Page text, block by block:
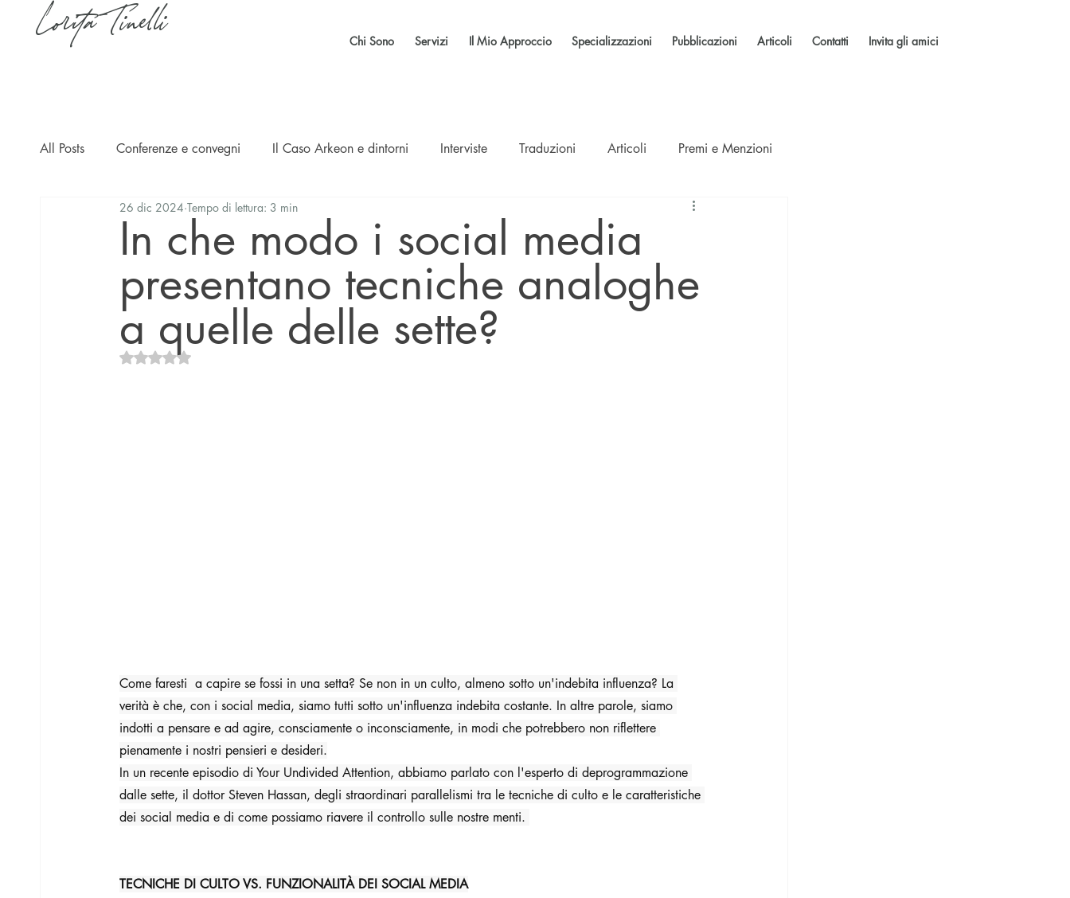
Lorita Tinelli Chi Sono Servizi Il Mio Approccio Specializzazioni Pubblicazioni Articoli Contatti Invita gli amici
All Posts Conferenze e convegni Il Caso Arkeon e dintorni Interviste Traduzioni Articoli Premi e Menzioni
Ripercussioni Articoli in inglese
In che modo i social media
presentano tecniche analoghe
a quelle delle sette?
26 dic 2024 Tempo di lettura: 3 min
Valutazione NaN stelle su 5.
Come faresti  a capire se fossi in una setta? Se non in un culto, almeno sotto un'indebita influenza? La
verità è che, con i social media, siamo tutti sotto un'influenza indebita costante. In altre parole, siamo
indotti a pensare e ad agire, consciamente o inconsciamente, in modi che potrebbero non riflettere
pienamente i nostri pensieri e desideri.
In un recente episodio di Your Undivided Attention, abbiamo parlato con l'esperto di deprogrammazione
dalle sette, il dottor Steven Hassan, degli straordinari parallelismi tra le tecniche di culto e le caratteristiche
dei social media e di come possiamo riavere il controllo sulle nostre menti. ‍
TECNICHE DI CULTO VS. FUNZIONALITÀ DEI SOCIAL MEDIA